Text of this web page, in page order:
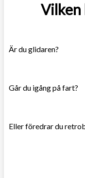
Vilken
Är du glidaren?
Går du igång på fart?
Eller föredrar du